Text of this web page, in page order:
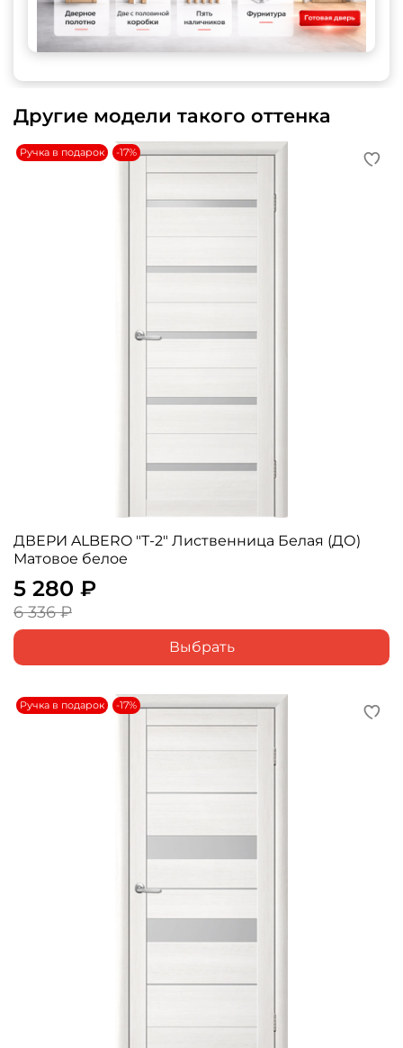
Другие модели такого оттенка
Ручка в подарок -17%
ДВЕРИ ALBERO "Т-2" Лиственница Белая (ДО)
Матовое белое
5 280 ₽
6 336 ₽
Выбрать
Ручка в подарок -17%